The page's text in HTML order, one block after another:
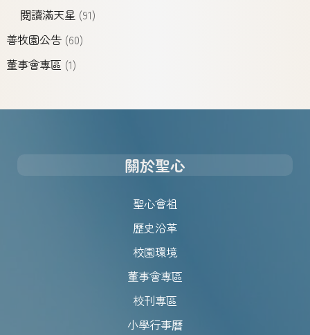
閱讀滿天星 (91)
善牧園公告(60)
董事會專區 (1)
關於聖心
聖心會祖
歷史沿革
校園環境
董事會專區
校刊專區
小學行事曆